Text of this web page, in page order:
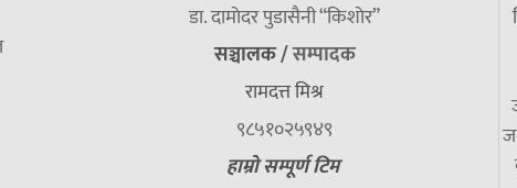
डा. दामाेदर पुडासैनी “किशाेर”
सञ्चालक /सम्पादक
रामदत्त मिश्र
९८५१०२५९४९
हाम्रो सम्पूर्ण टिम